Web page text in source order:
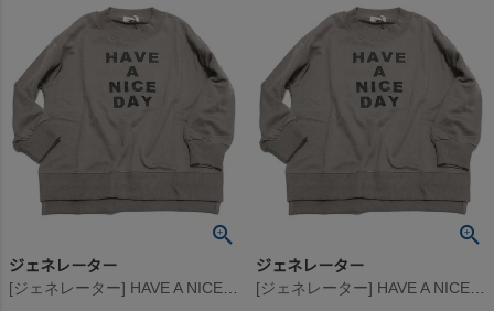
ジェネレーター
[ジェネレーター] HAVE A NICE DAY ビッグプルオーバー アッシュグレー(AG)
ジェネレーター
[ジェネレーター] HAVE A NICE DAY ビッグプルオーバー アッシュグレー(AG)